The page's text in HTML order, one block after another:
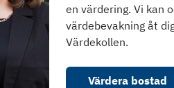
en värdering. Vi kan
värdebevakning åt
Värdekollen.
Värdera bostad